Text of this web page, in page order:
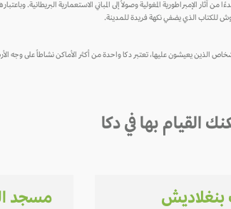
الإمبراطورية المغولية وصولاً إلى المباني الاستعمارية البريطانية.
للكتاب الذي يضفي نكهة فريدة للمدينة.
حوالي 18 مليون شخص. وبالنظر إلى الكثافة السكانية للأشخاص الذين يعيشون عليها، تعتبر دكا واحدة من
القيام بها في دكا
بنغلاديش
مسجد